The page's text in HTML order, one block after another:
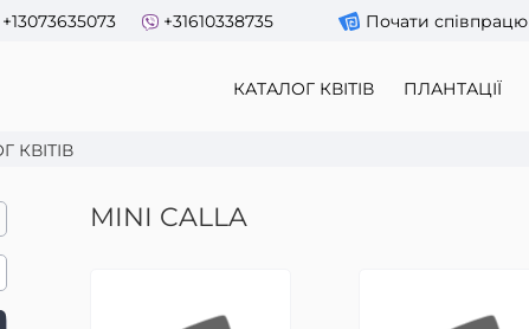
+13073635073 +31610338735 Почати співпрацю
КАТАЛОГ КВІТІВ ПЛАНТАЦІЇ
КВІТІВ
MINI CALLA